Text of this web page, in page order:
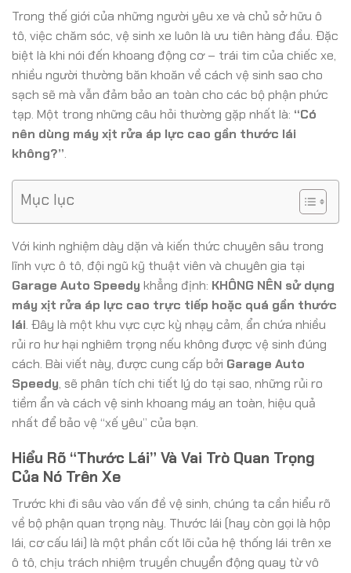
Trong thế giới của những người yêu xe và chủ sở hữu ô
tô, việc chăm sóc, vệ sinh xe luôn là ưu tiên hàng đầu. Đặc
biệt là khi nói đến khoang động cơ – trái tim của chiếc xe,
nhiều người thường băn khoăn về cách vệ sinh sao cho
sạch sẽ mà vẫn đảm bảo an toàn cho các bộ phận phức
tạp. Một trong những câu hỏi thường gặp nhất là: “Có
nên dùng máy xịt rửa áp lực cao gần thước lái
không?”.
Mục lục
Với kinh nghiệm dày dặn và kiến thức chuyên sâu trong
lĩnh vực ô tô, đội ngũ kỹ thuật viên và chuyên gia tại
Garage Auto Speedy khẳng định: KHÔNG NÊN sử dụng
máy xịt rửa áp lực cao trực tiếp hoặc quá gần thước
lái. Đây là một khu vực cực kỳ nhạy cảm, ẩn chứa nhiều
rủi ro hư hại nghiêm trọng nếu không được vệ sinh đúng
cách. Bài viết này, được cung cấp bởi Garage Auto
Speedy, sẽ phân tích chi tiết lý do tại sao, những rủi ro
tiềm ẩn và cách vệ sinh khoang máy an toàn, hiệu quả
nhất để bảo vệ “xế yêu” của bạn.
Hiểu Rõ “Thước Lái” Và Vai Trò Quan Trọng
Của Nó Trên Xe
Trước khi đi sâu vào vấn đề vệ sinh, chúng ta cần hiểu rõ
về bộ phận quan trọng này. Thước lái (hay còn gọi là hộp
lái, cơ cấu lái) là một phần cốt lõi của hệ thống lái trên xe
ô tô, chịu trách nhiệm truyền chuyển động quay từ vô